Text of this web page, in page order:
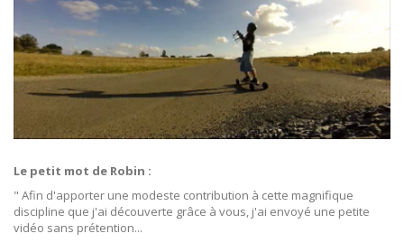
Le petit mot de Robin :
" Afin d'apporter une modeste contribution à cette magnifique
discipline que j'ai découverte grâce à vous, j'ai envoyé une petite
vidéo sans prétention...